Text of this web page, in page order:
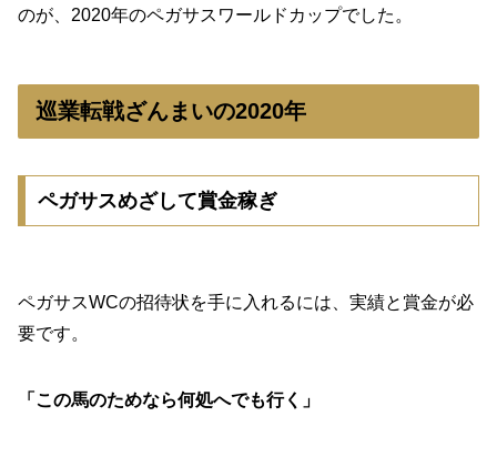
のが、2020年のペガサスワールドカップでした。
巡業転戦ざんまいの2020年
ペガサスめざして賞金稼ぎ
ペガサスWCの招待状を手に入れるには、実績と賞金が必
要です。
「この馬のためなら何処へでも行く」